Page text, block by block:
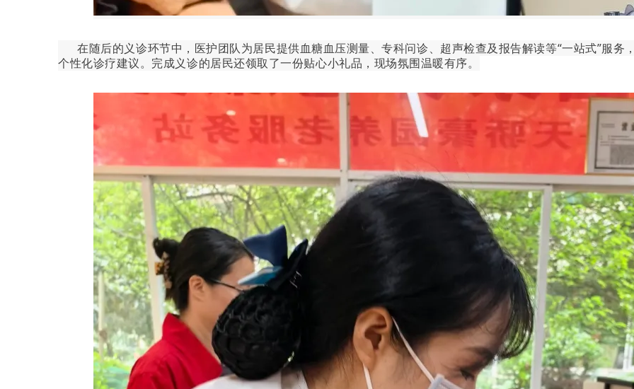
在随后的义诊环节中，医护团队为居民提供血糖血压测量、专科问诊、超声检查及报告解读等“一站式”服务
个性化诊疗建议。完成义诊的居民还领取了一份贴心小礼品，现场氛围温暖有序。